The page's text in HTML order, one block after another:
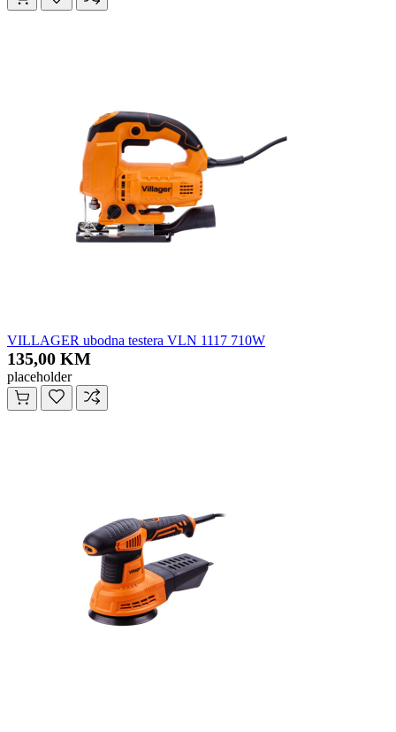
VILLAGER ubodna testera VLN 1117 710W
135,00 KM
placeholder